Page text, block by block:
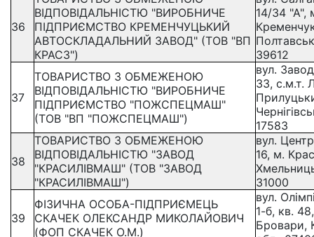
36
ВІДПОВІДАЛЬНІСТЮ "ВИРОБНИЧЕ
ПІДПРИЄМСТВО КРЕМЕНЧУЦЬКИЙ
АВТОСКЛАДАЛЬНИЙ ЗАВОД" (ТОВ "ВП
КРАСЗ")
14/34 "А",
39612
37
ТОВАРИСТВО З ОБМЕЖЕНОЮ
ВІДПОВІДАЛЬНІСТЮ "ВИРОБНИЧЕ
ПІДПРИЄМСТВО "ПОЖСПЕЦМАШ"
(ТОВ "ВП "ПОЖСПЕЦМАШ")
вул.
33, с.м.т.
17583
38
ТОВАРИСТВО З ОБМЕЖЕНОЮ
ВІДПОВІДАЛЬНІСТЮ "ЗАВОД
"КРАСИЛІВМАШ" (ТОВ "ЗАВОД
"КРАСИЛІВМАШ")
вул.
16, м.
31000
39
ФІЗИЧНА ОСОБА-ПІДПРИЄМЕЦЬ
СКАЧЕК ОЛЕКСАНДР МИКОЛАЙОВИЧ
(ФОП СКАЧЕК О.М.)
вул.
1-б, кв.
Бровари,